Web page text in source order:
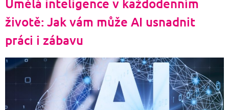
Umělá inteligence v každodenním
životě: Jak vám může AI usnadnit
práci i zábavu